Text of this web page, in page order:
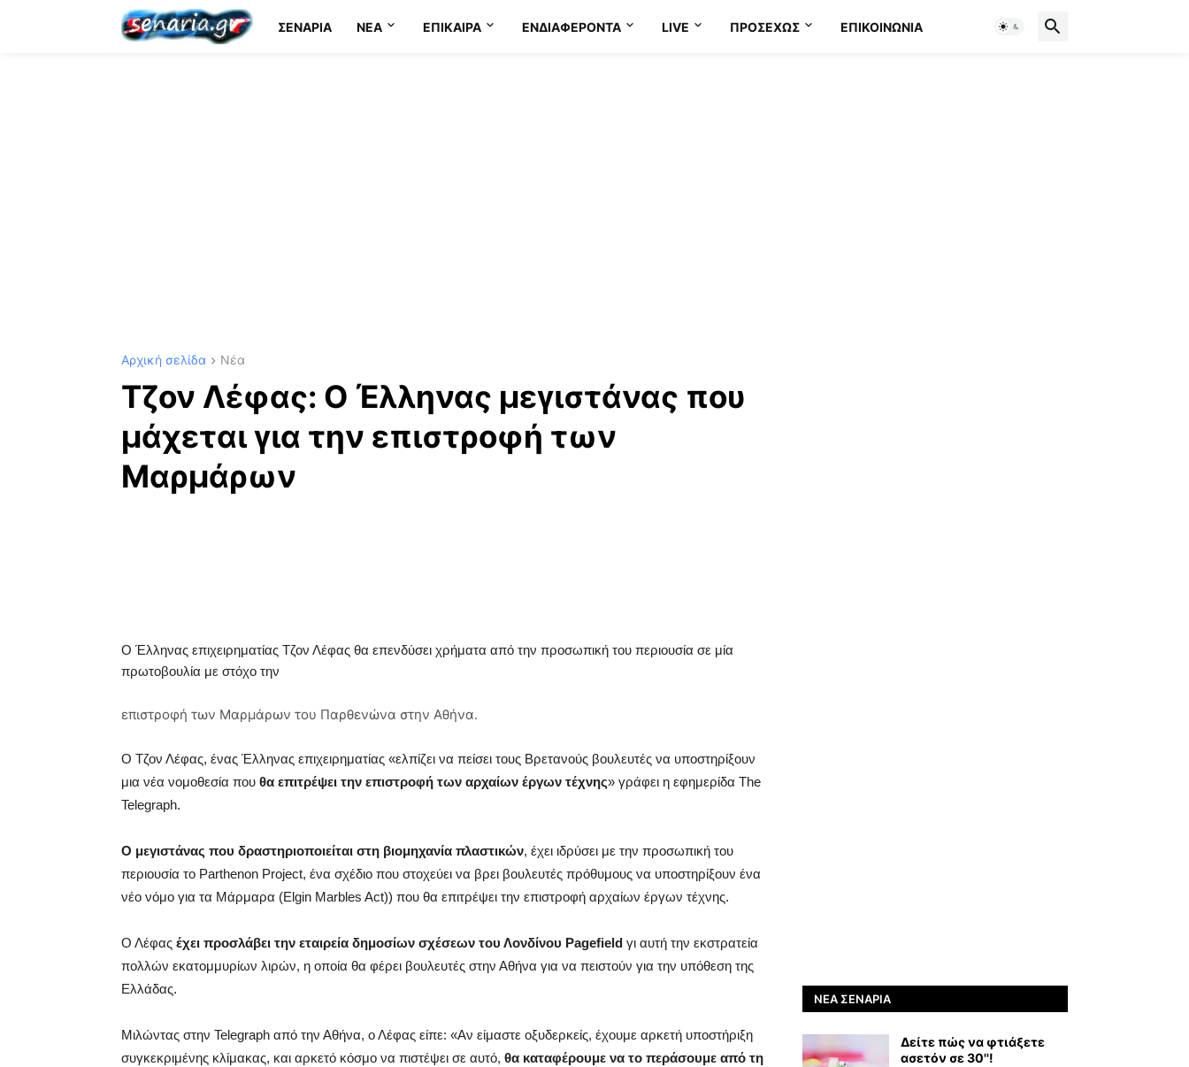
ΣΕΝΆΡΙΑ NEA ΕΠΊΚΑΙΡΑ ΕΝΔΙΑΦΈΡΟΝΤΑ LIVE ΠΡΟΣΕΧΩΣ ΕΠΙΚΟΙΝΩΝΊΑ
Αρχική σελίδα Νέα
Τζον Λέφας: Ο Έλληνας μεγιστάνας που
μάχεται για την επιστροφή των
Μαρμάρων
Ο Έλληνας επιχειρηματίας Τζον Λέφας θα επενδύσει χρήματα από την προσωπική του περιουσία σε μία
πρωτοβουλία με στόχο την
επιστροφή των Μαρμάρων του Παρθενώνα στην Αθήνα.
Ο Τζον Λέφας, ένας Έλληνας επιχειρηματίας «ελπίζει να πείσει τους Βρετανούς βουλευτές να υποστηρίξουν
μια νέα νομοθεσία που θα επιτρέψει την επιστροφή των αρχαίων έργων τέχνης» γράφει η εφημερίδα The
Telegraph.
Ο μεγιστάνας που δραστηριοποιείται στη βιομηχανία πλαστικών, έχει ιδρύσει με την προσωπική του
περιουσία το Parthenon Project, ένα σχέδιο που στοχεύει να βρει βουλευτές πρόθυμους να υποστηρίξουν ένα
νέο νόμο για τα Μάρμαρα (Elgin Marbles Act)) που θα επιτρέψει την επιστροφή αρχαίων έργων τέχνης.
Ο Λέφας έχει προσλάβει την εταιρεία δημοσίων σχέσεων του Λονδίνου Pagefield γι αυτή την εκστρατεία
πολλών εκατομμυρίων λιρών, η οποία θα φέρει βουλευτές στην Αθήνα για να πειστούν για την υπόθεση της
Ελλάδας.
Μιλώντας στην Telegraph από την Αθήνα, ο Λέφας είπε: «Αν είμαστε οξυδερκείς, έχουμε αρκετή υποστήριξη
συγκεκριμένης κλίμακας, και αρκετό κόσμο να πιστέψει σε αυτό, θα καταφέρουμε να το περάσουμε από τη
ΝΈΑ ΣΕΝΆΡΙΑ
Δείτε πώς να φτιάξετε
ασετόν σε 30''!